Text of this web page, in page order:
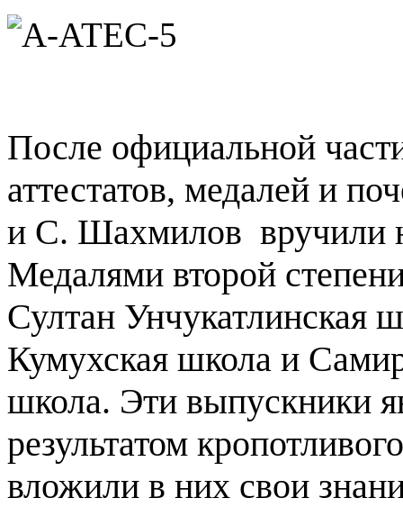
После официальной
аттестатов, медалей и
и С. Шахмилов вручили
Медалями второй
Султан Унчукатлинская
Кумухская школа и
школа. Эти выпускники
результатом
вложили в них свои